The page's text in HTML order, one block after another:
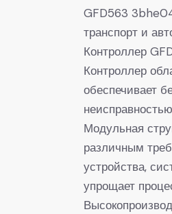
GFD563
транспорт и
Контроллер
Контроллер
обеспечивает
Модульная
различным
устройства,
упрощает